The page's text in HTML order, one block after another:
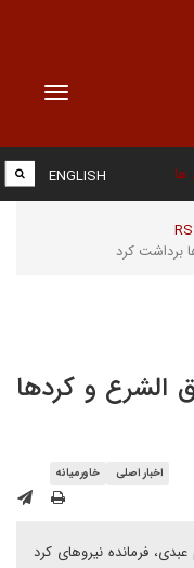
Toggle
ها ENGLISH
برداشت کرد
الشرع و کردها
اخبار اصلی خاورمیانه
فرمانده نیروهای کرد